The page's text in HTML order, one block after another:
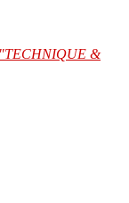
"TECHNIQUE &